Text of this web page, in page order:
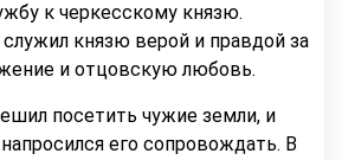
к черкесскому князю.
князю верой и правдой за
и отцовскую любовь.
посетить чужие земли, и
его сопровождать. В